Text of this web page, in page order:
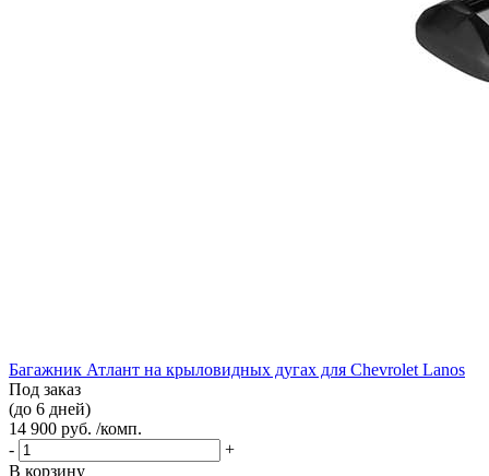
Багажник Атлант на крыловидных дугах для Chevrolet Lanos
Под заказ
(до 6 дней)
14 900 руб. /комп.
-
+
В корзину